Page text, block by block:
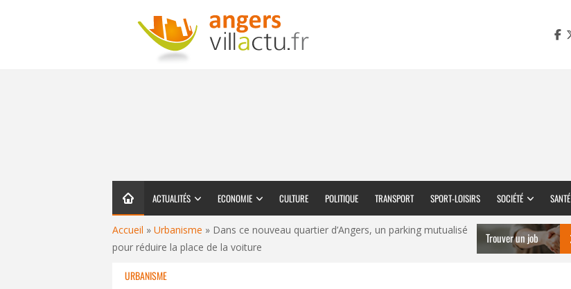
ACTUALITÉS ECONOMIE CULTURE POLITIQUE TRANSPORT SPORT-LOISIRS SOCIÉTÉ SANTÉ
Accueil » Urbanisme » Dans ce nouveau quartier d’Angers, un parking mutualisé
pour réduire la place de la voiture
Trouver un job
URBANISME